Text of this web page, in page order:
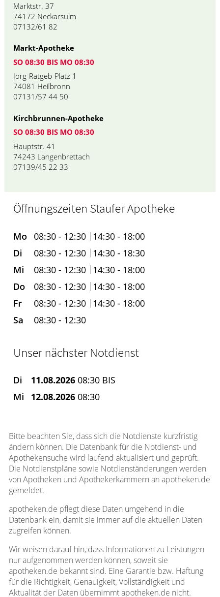
Marktstr. 37
74172 Neckarsulm
07132/61 82
Markt-Apotheke
SO 08:30 BIS MO 08:30
Jörg-Ratgeb-Platz 1
74081 Heilbronn
07131/57 44 50
Kirchbrunnen-Apotheke
SO 08:30 BIS MO 08:30
Hauptstr. 41
74243 Langenbrettach
07139/45 22 33
Öffnungszeiten Staufer Apotheke
Mo 08:30 - 12:30
14:30 - 18:00
Di
08:30 - 12:30
14:30 - 18:30
Mi
08:30 - 12:30
14:30 - 18:00
Do
08:30 - 12:30
14:30 - 18:00
Fr
08:30 - 12:30
14:30 - 18:00
Sa
08:30 - 12:30
Unser nächster Notdienst
Di 11.08.202608:30 BIS
Mi
12.08.202608:30
Bitte beachten Sie, dass sich die Notdienste kurzfristig
ändern können. Die Datenbank für die Notdienst- und
Apothekensuche wird laufend aktualisiert und geprüft.
Die Notdienstpläne sowie Notdienständerungen werden
von Apotheken und Apothekerkammern an apotheken.de
gemeldet.
apotheken.de pflegt diese Daten umgehend in die
Datenbank ein, damit sie immer auf die aktuellen Daten
zugreifen können.
Wir weisen darauf hin, dass Informationen zu Leistungen
nur aufgenommen werden können, soweit sie
apotheken.de bekannt sind. Eine Garantie bzw. Haftung
für die Richtigkeit, Genauigkeit, Vollständigkeit und
Aktualität der Daten übernimmt apotheken.de nicht.